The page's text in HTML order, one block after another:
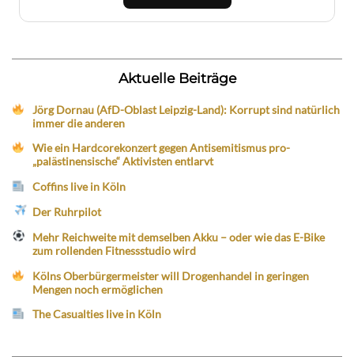
Aktuelle Beiträge
Jörg Dornau (AfD-Oblast Leipzig-Land): Korrupt sind natürlich
immer die anderen
Wie ein Hardcorekonzert gegen Antisemitismus pro-
„palästinensische“ Aktivisten entlarvt
Coffins live in Köln
Der Ruhrpilot
Mehr Reichweite mit demselben Akku – oder wie das E-Bike
zum rollenden Fitnessstudio wird
Kölns Oberbürgermeister will Drogenhandel in geringen
Mengen noch ermöglichen
The Casualties live in Köln